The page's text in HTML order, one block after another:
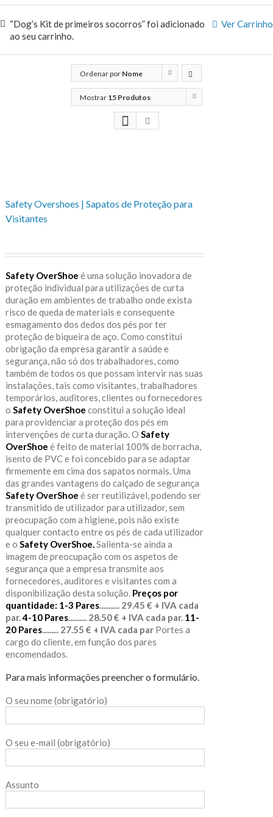
Ver Carrinho
“Dog’s Kit de primeiros socorros” foi adicionado
ao seu carrinho.
Ordenar por Nome
Mostrar 15 Produtos
Safety Overshoes | Sapatos de Proteção para
Visitantes
Safety OverShoe é uma solução inovadora de
proteção individual para utilizações de curta
duração em ambientes de trabalho onde exista
risco de queda de materiais e consequente
esmagamento dos dedos dos pés por ter
proteção de biqueira de aço. Como constitui
obrigação da empresa garantir a saúde e
segurança, não só dos trabalhadores, como
também de todos os que possam intervir nas suas
instalações, tais como visitantes, trabalhadores
temporários, auditores, clientes ou fornecedores
o Safety OverShoe constitui a solução ideal
para providenciar a proteção dos pés em
intervenções de curta duração. O Safety
OverShoe é feito de material 100% de borracha,
isento de PVC e foi concebido para se adaptar
firmemente em cima dos sapatos normais. Uma
das grandes vantagens do calçado de segurança
Safety OverShoe é ser reutilizável, podendo ser
transmitido de utilizador para utilizador, sem
preocupação com a higiene, pois não existe
qualquer contacto entre os pés de cada utilizador
e o Safety OverShoe. Salienta-se ainda a
imagem de preocupação com os aspetos de
segurança que a empresa transmite aos
fornecedores, auditores e visitantes com a
disponibilização desta solução. Preços por
quantidade: 1-3 Pares........... 29.45 € + IVA cada
par. 4-10 Pares.......... 28.50 € + IVA cada par. 11-
20 Pares......... 27.55 € + IVA cada parPortes a
cargo do cliente, em função dos pares
encomendados.
Para mais informações preencher o formulário.
O seu nome (obrigatório)
O seu e-mail (obrigatório)
Assunto